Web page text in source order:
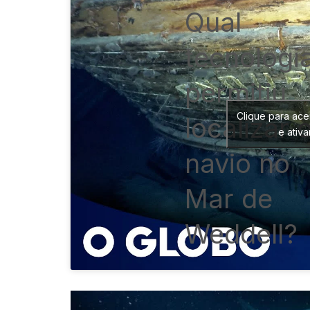
Qual
permitiu
localizar
navio no
Mar de
Weddell?
Clique para
e